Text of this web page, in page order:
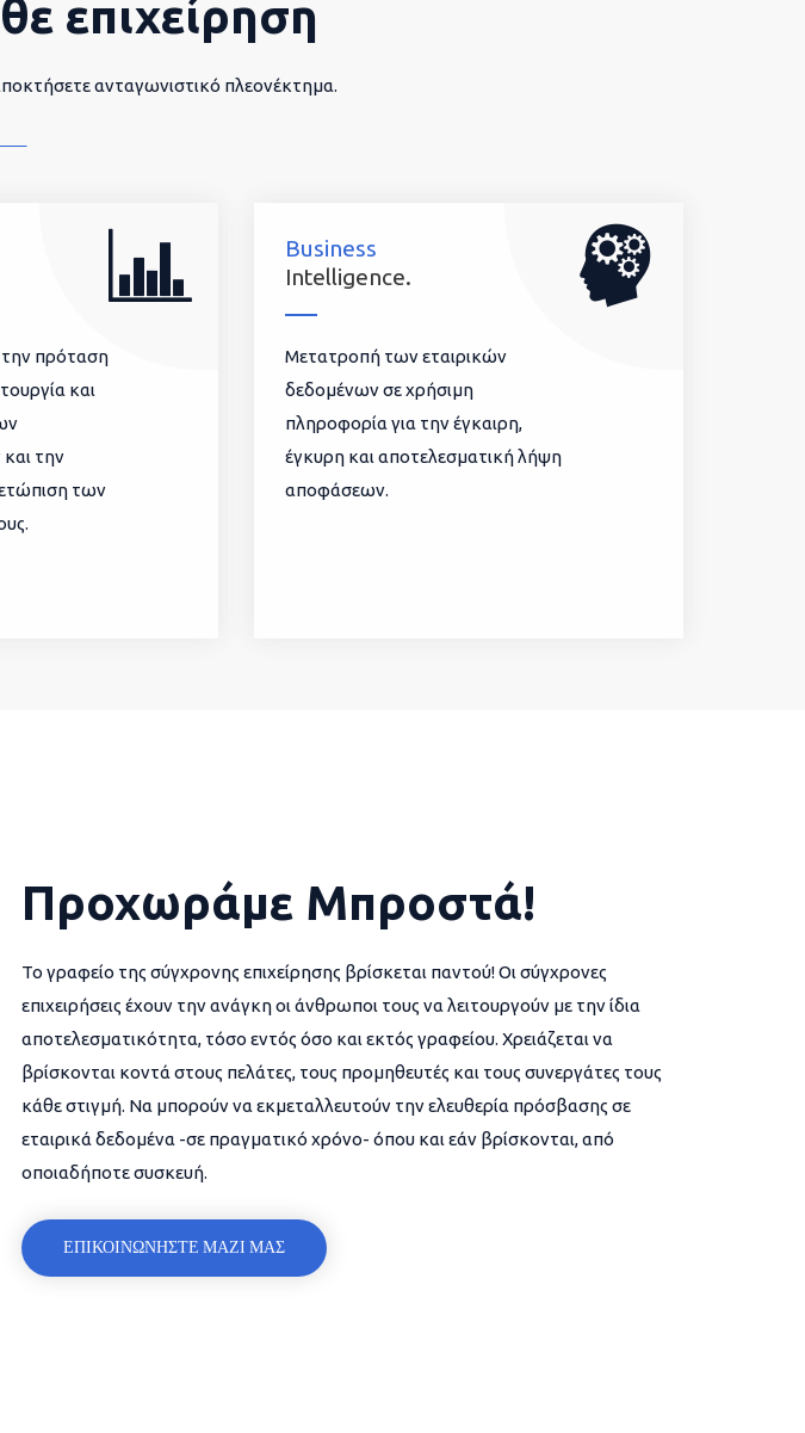
επιχείρηση
ανταγωνιστικό πλεονέκτημα.
την πρόταση
και
την
των
Business
Intelligence.
Μετατροπή των εταιρικών
δεδομένων σε χρήσιμη
πληροφορία για την έγκαιρη,
έγκυρη και αποτελεσματική λήψη
αποφάσεων.
Προχωράμε Μπροστά!
Το γραφείο της σύγχρονης επιχείρησης βρίσκεται παντού! Οι σύγχρονες
επιχειρήσεις έχουν την ανάγκη οι άνθρωποι τους να λειτουργούν με την ίδια
αποτελεσματικότητα, τόσο εντός όσο και εκτός γραφείου. Χρειάζεται να
βρίσκονται κοντά στους πελάτες, τους προμηθευτές και τους συνεργάτες τους
κάθε στιγμή. Να μπορούν να εκμεταλλευτούν την ελευθερία πρόσβασης σε
εταιρικά δεδομένα -σε πραγματικό χρόνο- όπου και εάν βρίσκονται, από
οποιαδήποτε συσκευή.
ΕΠΙΚΟΙΝΩΝΗΣΤΕ ΜΑΖΙ ΜΑΣ